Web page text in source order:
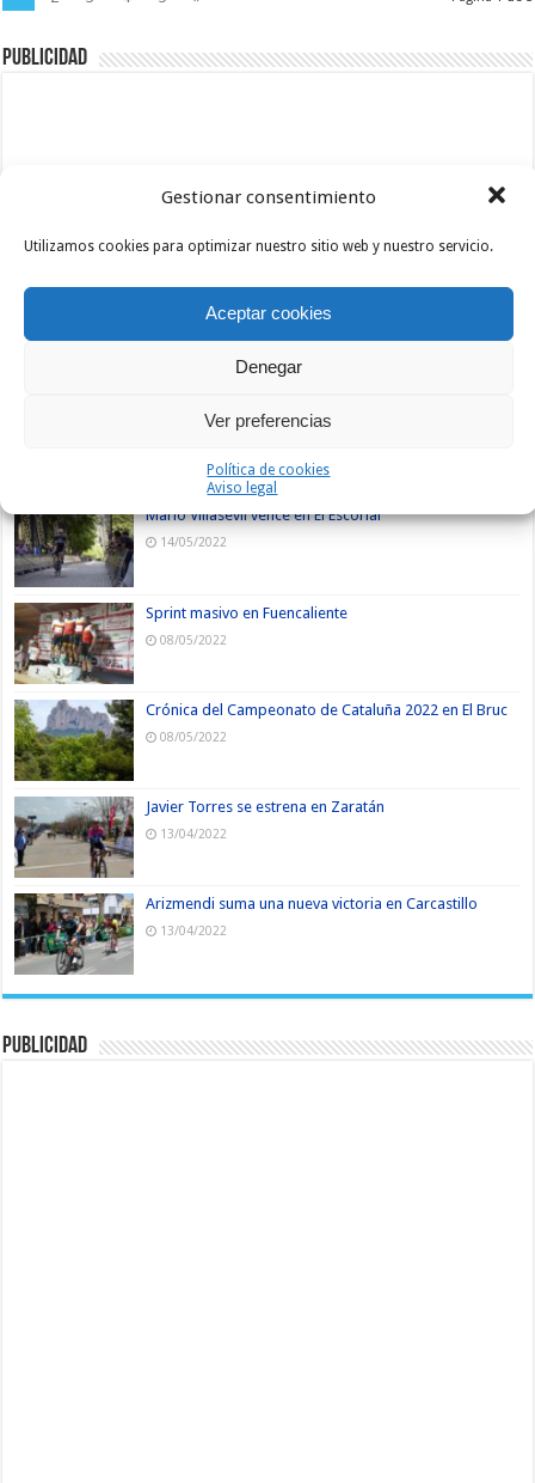
Gestionar consentimiento
Utilizamos cookies para optimizar nuestro sitio web y nuestro servicio.
Aceptar cookies
Denegar
Ver preferencias
Política de cookies
Aviso legal
Publicidad
Comentarios Etiquetas
Mario Villasevil vence en El Escorial
14/05/2022
Sprint masivo en Fuencaliente
08/05/2022
Crónica del Campeonato de Cataluña 2022 en El Bruc
08/05/2022
Javier Torres se estrena en Zaratán
13/04/2022
Arizmendi suma una nueva victoria en Carcastillo
13/04/2022
Publicidad